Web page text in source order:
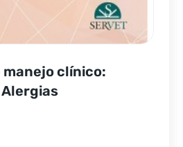
manejo clínico: